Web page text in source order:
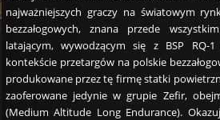
najważniejszych graczy na światowym
bezzałogowych, znana przede
latającym, wywodzącym się z BSP
kontekście przetargów na polskie
produkowane przez tę firmę statki
zaoferowane jedynie w grupie Zefir,
(Medium Altitude Long Endurance).